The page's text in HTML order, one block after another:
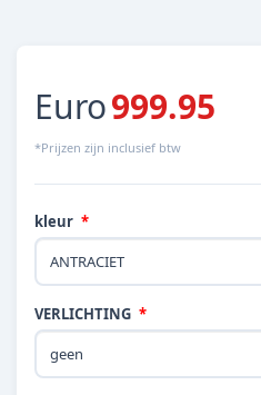
Euro999.95
*Prijzen zijn inclusief btw
kleur
VERLICHTING